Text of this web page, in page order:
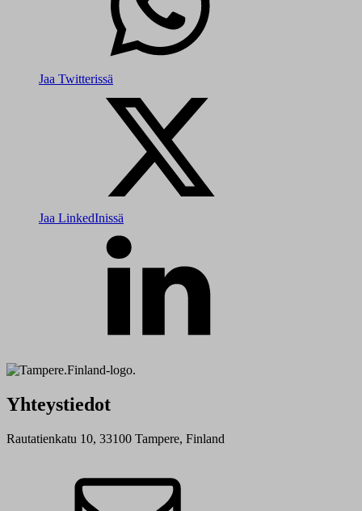
Jaa Twitterissä
Jaa LinkedInissä
Yhteystiedot
Rautatienkatu 10, 33100 Tampere, Finland